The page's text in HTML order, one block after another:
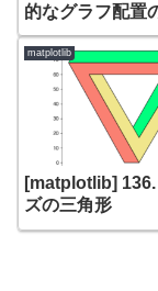
的なグラフ配置
matplotlib
[matplotlib]
ズの三角形